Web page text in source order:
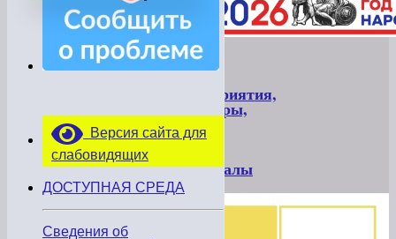
БПОО
Мероприятия,
вебинары,
и
материалы
Версия сайта для
слабовидящих
ДОСТУПНАЯ СРЕДА
Сведения об